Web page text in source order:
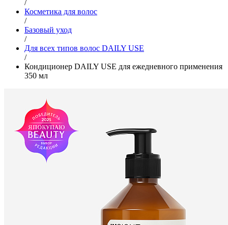
/
Косметика для волос
/
Базовый уход
/
Для всех типов волос DAILY USE
/
Кондиционер DAILY USE для ежедневного применения
350 мл